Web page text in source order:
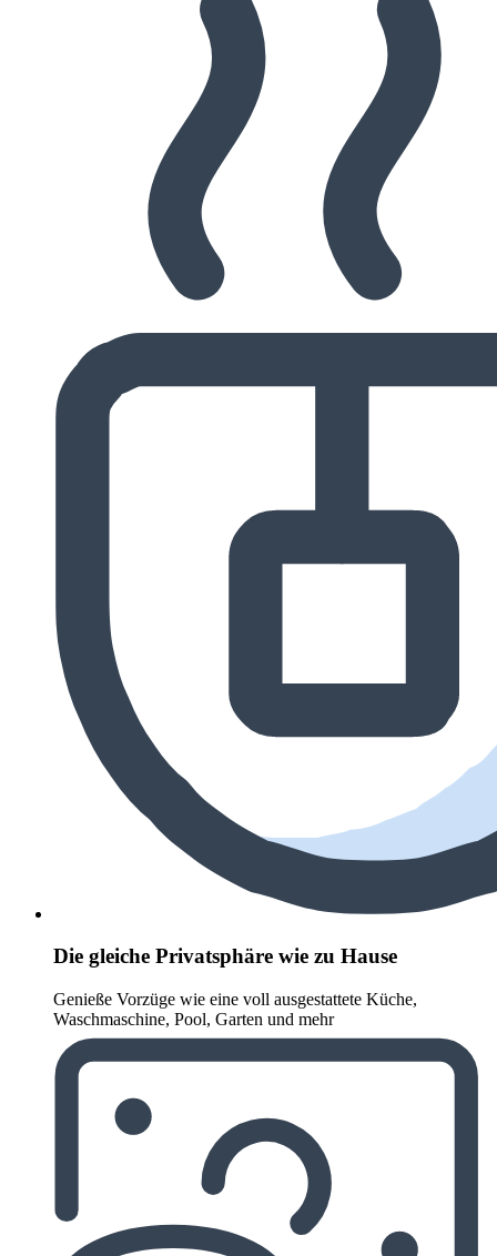
Die gleiche Privatsphäre wie zu Hause
Genieße Vorzüge wie eine voll ausgestattete Küche,
Waschmaschine, Pool, Garten und mehr